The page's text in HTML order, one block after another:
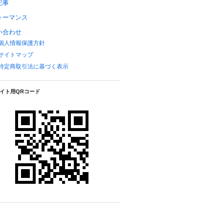
事
ーマンス
合わせ
人情報保護方針
イトマップ
定商取引法に基づく表示
ト用QRコード